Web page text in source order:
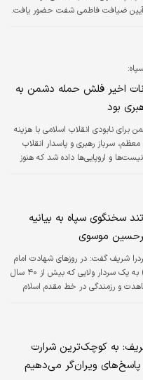
ضیافت فاطمی شفت حضور یافت.
اخیر فلش حمله دشمن به
بود
نابودی انقلاب اسلامی با هزینه
سرباز رهبری و پاسدار انقلاب
و اروپایی‌ها داده شد که هنوز
خورد و حاکمیت داعش پایان پیدا
سخنگوی سپاه به بیانیه
موسوی
شریف گفت: در روزهای شهادت امام
حسین(ع) به یک سردار ولایی که بیش از ۴۰ سال
و رزمندگی در خط مقدم اسلام
به کوچک‌ترین شرارت‌
پاسخ‌های ‌ویران‌گر ‌می‌دهیم‌